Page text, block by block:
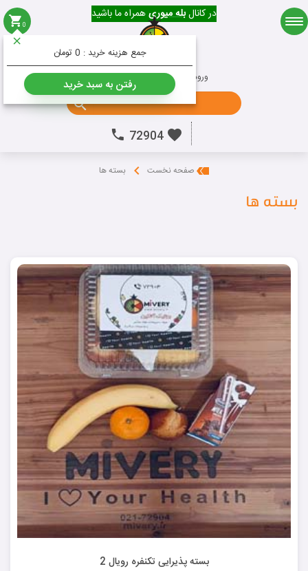
میوه
در کانالبله میوریهمراه ما باشید
ورود به حساب کاربری ثبت نام
0
جمع هزینه خرید :
رفتن به سبد خرید
72904
صفحه نخست بسته ها
بسته ها
بسته پذیرایی تکنفره رویال 2